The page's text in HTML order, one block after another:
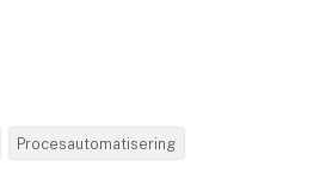
Procesautomatisering